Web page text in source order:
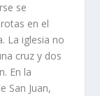
se
en el
La iglesia no
cruz y dos
En la
San Juan,